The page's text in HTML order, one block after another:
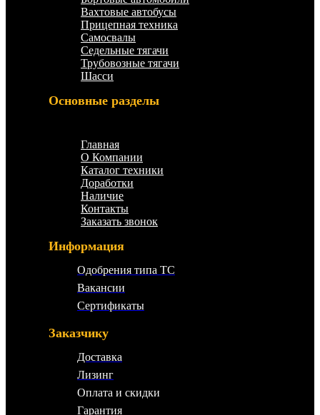
Вахтовые автобусы
Прицепная техника
Самосвалы
Седельные тягачи
Трубовозные тягачи
Шасси
Основные разделы
Главная
О Компании
Каталог техники
Доработки
Наличие
Контакты
Заказать звонок
Информация
Одобрения типа ТС
Вакансии
Сертификаты
Заказчику
Доставка
Лизинг
Оплата и скидки
Гарантия